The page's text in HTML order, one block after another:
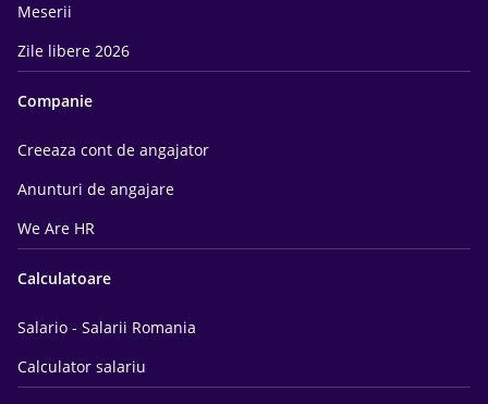
Meserii
Zile libere 2026
Companie
Creeaza cont de angajator
Anunturi de angajare
We Are HR
Calculatoare
Salario - Salarii Romania
Calculator salariu